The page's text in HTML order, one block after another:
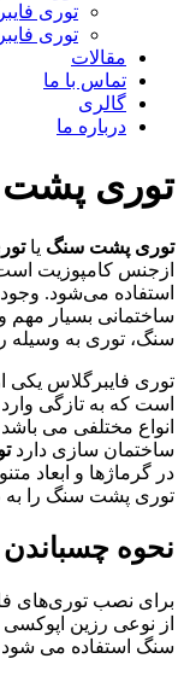
توری فایبرگلاس
توری فایبرگلاس
مقالات
تماس با ما
گالری
درباره ما
توری
توری پشت سنگ یا
ازجنس کامپوزیت
استفاده می‌شود.
ساختمانی بسیار مهم
سنگ، توری به
توری فایبرگلاس
است که به تازگی
انواع مختلفی می
ساختمان سازی دارد
در گرماژها و ابعاد
توری پشت سنگ را به
نحوه
برای نصب توری‌های
از نوعی رزین
سنگ استفاده می شود